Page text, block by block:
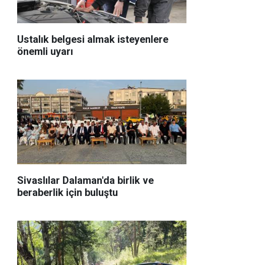
Ustalık belgesi almak isteyenlere
önemli uyarı
Sivaslılar Dalaman'da birlik ve
beraberlik için buluştu